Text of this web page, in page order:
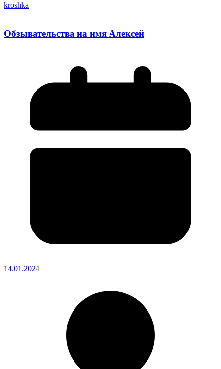
kroshka
Обзывательства на имя Алексей
14.01.2024